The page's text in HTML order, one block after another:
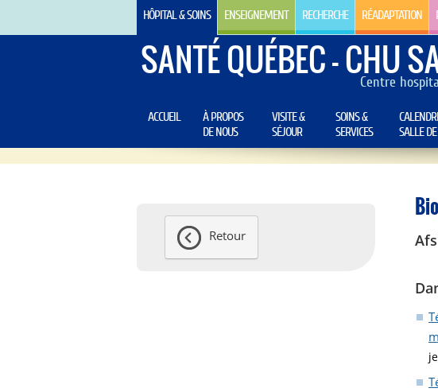
HÔPITAL & SOINS ENSEIGNEMENT RECHERCHE RÉADAPTATION
SANTÉ QUÉBEC - CHU
Centre
ACCUEIL
À PROPOS
DE NOUS
VISITE &
SÉJOUR
SOINS &
SERVICES
SALLE
Retour